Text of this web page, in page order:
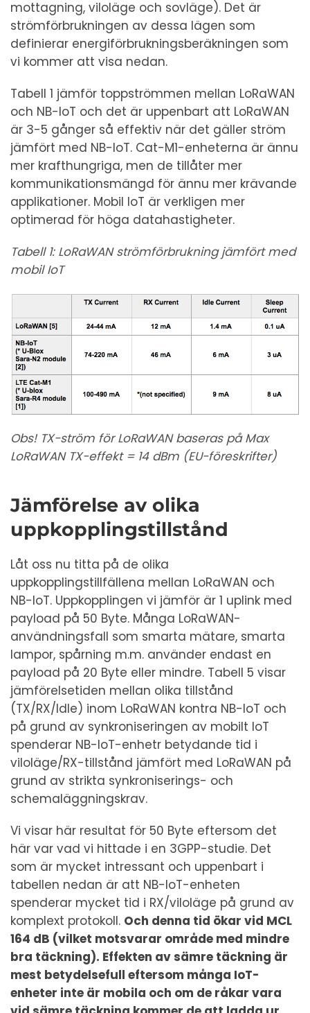
mottagning, viloläge och sovläge). Det är
strömförbrukningen av dessa lägen som
definierar energiförbrukningsberäkningen som
vi kommer att visa nedan.
Tabell 1 jämför toppströmmen mellan LoRaWAN
och NB-IoT och det är uppenbart att LoRaWAN
är 3-5 gånger så effektiv när det gäller ström
jämfört med NB-IoT. Cat-M1-enheterna är ännu
mer krafthungriga, men de tillåter mer
kommunikationsmängd för ännu mer krävande
applikationer. Mobil IoT är verkligen mer
optimerad för höga datahastigheter.
Tabell 1: LoRaWAN strömförbrukning jämfört med
mobil IoT
Obs! TX-ström för LoRaWAN baseras på Max
LoRaWAN TX-effekt = 14 dBm (EU-föreskrifter)
Jämförelse av olika
uppkopplingstillstånd
Låt oss nu titta på de olika
uppkopplingstillfällena mellan LoRaWAN och
NB-IoT. Uppkopplingen vi jämför är 1 uplink med
payload på 50 Byte. Många LoRaWAN-
användningsfall som smarta mätare, smarta
lampor, spårning m.m. använder endast en
payload på 20 Byte eller mindre. Tabell 5 visar
jämförelsetiden mellan olika tillstånd
(TX/RX/Idle) inom LoRaWAN kontra NB-IoT och
på grund av synkroniseringen av mobilt IoT
spenderar NB-IoT-enhetr betydande tid i
viloläge/RX-tillstånd jämfört med LoRaWAN på
grund av strikta synkroniserings- och
schemaläggningskrav.
Vi visar här resultat för 50 Byte eftersom det
här var vad vi hittade i en 3GPP-studie. Det
som är mycket intressant och uppenbart i
tabellen nedan är att NB-IoT-enheten
spenderar mycket tid i RX/viloläge på grund av
komplext protokoll. Och denna tid ökar vid MCL
164 dB (vilket motsvarar område med mindre
bra täckning). Effekten av sämre täckning är
mest betydelsefull eftersom många IoT-
enheter inte är mobila och om de råkar vara